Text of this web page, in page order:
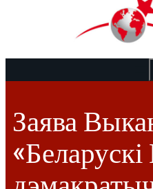
Заява